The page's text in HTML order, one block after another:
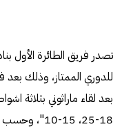
تصدر فريق الطائرة الأول
للدوري الممتاز، وذلك
18-25، 15-